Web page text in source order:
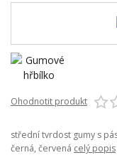
Ohodnotit produkt
střední tvrdost gumy s
černá, červená celý popis